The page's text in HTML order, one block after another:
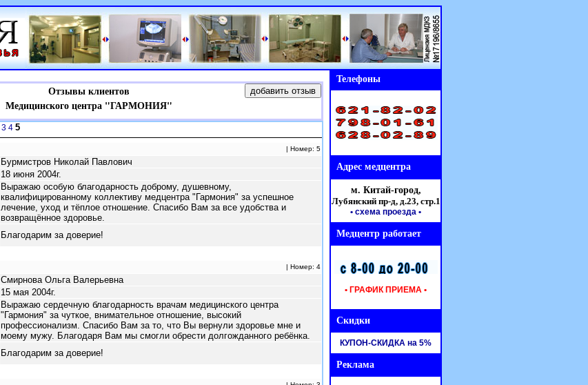
Отзывы клиентов
Медицинского центра "ГАРМОНИЯ"
3 4 5
| Номер: 5
Бурмистров Николай Павлович
18 июня 2004г.
Выражаю особую благодарность доброму, душевному,
квалифицированному коллективу медцентра "Гармония" за успешное
лечение, уход и тёплое отношение. Спасибо Вам за все удобства и
возвращённое здоровье.
Благодарим за доверие!
| Номер: 4
Смирнова Ольга Валерьевна
15 мая 2004г.
Выражаю сердечную благодарность врачам медицинского центра
"Гармония" за чуткое, внимательное отношение, высокий
профессионализм. Спасибо Вам за то, что Вы вернули здоровье мне и
моему мужу. Благодаря Вам мы смогли обрести долгожданного ребёнка.
Благодарим за доверие!
Телефоны
Адрес медцентра
м. Китай-город,
Лубянский пр-д, д.23, стр.1
• схема проезда •
Медцентр работает
• ГРАФИК ПРИЕМА •
Скидки
КУПОН-СКИДКА на 5%
Реклама